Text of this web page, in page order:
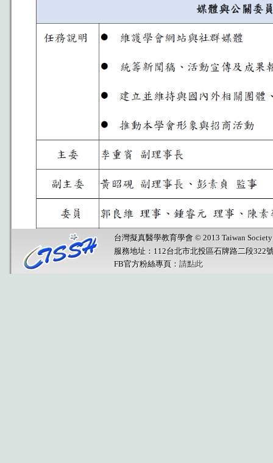
台灣擬真醫學教育學會 © 2013 Taiwan
服務地址：112台北市北投區石牌路二段322
FB官方粉絲專頁： 請點此